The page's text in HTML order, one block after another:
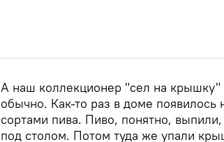
А наш коллекционер "сел на крышку"
обычно. Как-то раз в доме
сортами пива. Пиво, понятно,
под столом. Потом туда же упали